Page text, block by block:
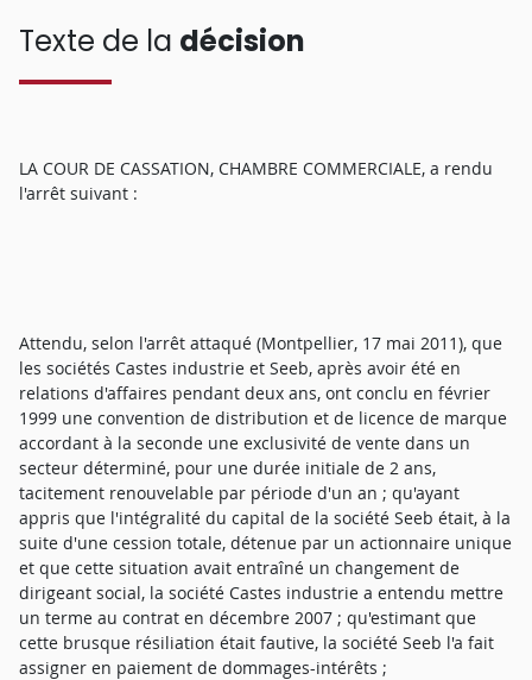
Texte de la décision
LA COUR DE CASSATION, CHAMBRE COMMERCIALE, a rendu
l'arrêt suivant :
Attendu, selon l'arrêt attaqué (Montpellier, 17 mai 2011), que
les sociétés Castes industrie et Seeb, après avoir été en
relations d'affaires pendant deux ans, ont conclu en février
1999 une convention de distribution et de licence de marque
accordant à la seconde une exclusivité de vente dans un
secteur déterminé, pour une durée initiale de 2 ans,
tacitement renouvelable par période d'un an ; qu'ayant
appris que l'intégralité du capital de la société Seeb était, à la
suite d'une cession totale, détenue par un actionnaire unique
et que cette situation avait entraîné un changement de
dirigeant social, la société Castes industrie a entendu mettre
un terme au contrat en décembre 2007 ; qu'estimant que
cette brusque résiliation était fautive, la société Seeb l'a fait
assigner en paiement de dommages-intérêts ;